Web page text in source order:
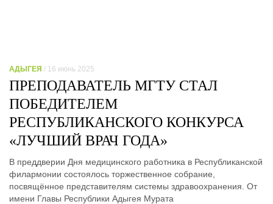
АДЫГЕЯ / 16 июнь 2025
ПРЕПОДАВАТЕЛЬ МГТУ СТАЛ
ПОБЕДИТЕЛЕМ
РЕСПУБЛИКАНСКОГО КОНКУРСА
«ЛУЧШИЙ ВРАЧ ГОДА»
В преддверии Дня медицинского работника в Республиканской
филармонии состоялось торжественное собрание,
посвящённое представителям системы здравоохранения. От
имени Главы Республики Адыгея Мурата